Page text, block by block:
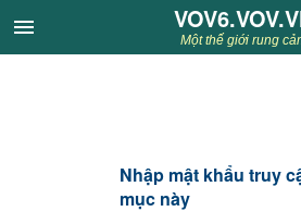
VOV6.VOV.VNMột thế giới rung
Nhập mật khẩu truy
mục này